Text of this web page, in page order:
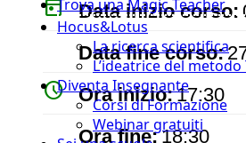
Trova una Magic Teacher
Hocus&Lotus
La ricerca scientifica
L’ideatrice del
Diventa Insegnante
Corsi di Formazione
Webinar gratuiti
today Data inizio corso:
Data fine corso:
watch_later Ora inizio:17:30
timer Ora fine:18:30